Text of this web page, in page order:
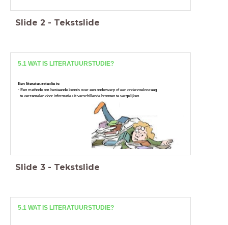
Slide 2 - Tekstslide
5.1 WAT IS LITERATUURSTUDIE?
Een literatuurstudie is:
- Een methode om bestaande kennis over een onderwerp of een onderzoeksvraag
te verzamelen door informatie uit verschillende bronnen te vergelijken.
Slide 3 - Tekstslide
5.1 WAT IS LITERATUURSTUDIE?